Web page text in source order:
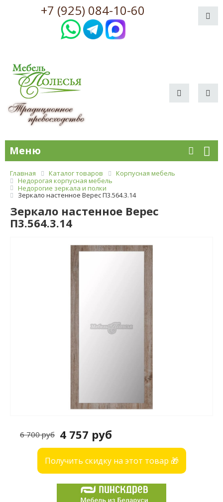
+7 (925) 084-10-60
Меню
Главная Каталог товаров
Корпусная мебель
Недорогая корпусная мебель
Недорогие зеркала и полки
Зеркало настенное Верес П3.564.3.14
Зеркало настенное Верес
П3.564.3.14
4 757 руб
6 700 руб
Получить скидку на этот товар 🎁